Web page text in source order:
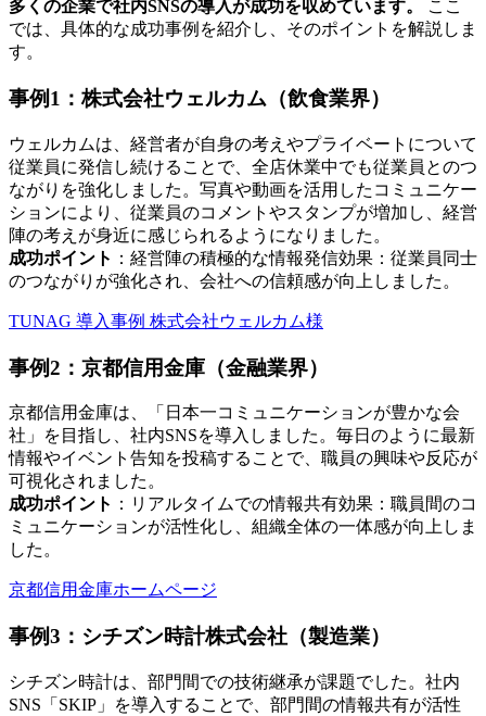
多くの企業で社内SNSの導入が成功を収めています。
ここ
では、具体的な成功事例を紹介し、そのポイントを解説しま
す。
事例1：株式会社ウェルカム（飲食業界）
ウェルカムは、経営者が自身の考えやプライベートについて
従業員に発信し続けることで、全店休業中でも従業員とのつ
ながりを強化しました。写真や動画を活用したコミュニケー
ションにより、従業員のコメントやスタンプが増加し、経営
陣の考えが身近に感じられるようになりました。
成功ポイント ：経営陣の積極的な情報発信効果：従業員同士
のつながりが強化され、会社への信頼感が向上しました。
TUNAG 導入事例 株式会社ウェルカム様
事例2：京都信用金庫（金融業界）
京都信用金庫は、「日本一コミュニケーションが豊かな会
社」を目指し、社内SNSを導入しました。毎日のように最新
情報やイベント告知を投稿することで、職員の興味や反応が
可視化されました。
成功ポイント ：リアルタイムでの情報共有効果：職員間のコ
ミュニケーションが活性化し、組織全体の一体感が向上しま
した。
京都信用金庫ホームページ
事例3：シチズン時計株式会社（製造業）
シチズン時計は、部門間での技術継承が課題でした。社内
SNS「SKIP」を導入することで、部門間の情報共有が活性